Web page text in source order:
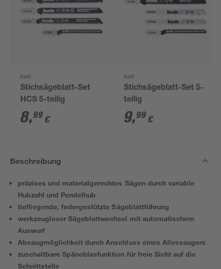
kwb
Stichsägeblatt-Set
HCS 5-teilig
8,99 €
kwb
Stichsägeblatt-Set 5-
teilig
9,99 €
Beschreibung
präzises und materialgerechtes Sägen durch variable
Hubzahl und Pendelhub
tiefliegende, federgestützte Sägeblattführung
werkzeugloser Sägeblattwechsel mit automatischem
Auswurf
Absaugmöglichkeit durch Anschluss eines Allessaugers
zuschaltbare Späneblasfunktion für freie Sicht auf die
Schnittstelle